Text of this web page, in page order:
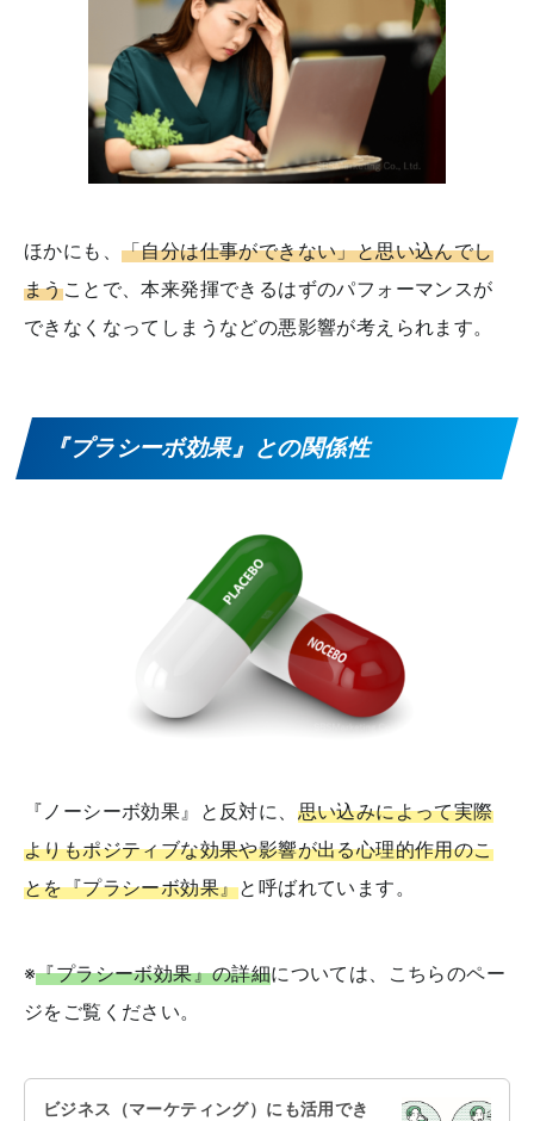
ほかにも、 「自分は仕事ができない」と思い込んでし
まうことで、本来発揮できるはずのパフォーマンスが
できなくなってしまうなどの悪影響が考えられます。
『プラシーボ効果』との関係性
『ノーシーボ効果』と反対に、 思い込みによって実際
よりもポジティブな効果や影響が出る心理的作用のこ
とを『プラシーボ効果』と呼ばれています。
※『プラシーボ効果』の詳細については、こちらのペー
ジをご覧ください。
ビジネス（マーケティング）にも活用でき